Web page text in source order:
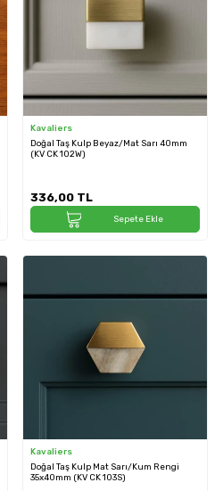
Kavaliers
Doğal Taş Kulp Beyaz/Mat Sarı 40mm
(KV CK 102W)
336,00 TL
Sepete Ekle
Kavaliers
Doğal Taş Kulp Mat Sarı/Kum Rengi
35x40mm (KV CK 103S)